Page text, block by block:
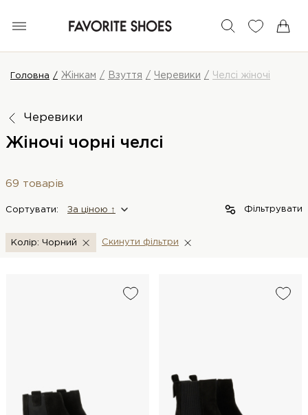
Головна Жінкам Взуття Черевики Челсі жіночі
Черевики
Жіночі чорні челсі
69 товарів
Сортувати: За цiною ↑ Фільтрувати
Колір: Чорний Скинути фiльтри